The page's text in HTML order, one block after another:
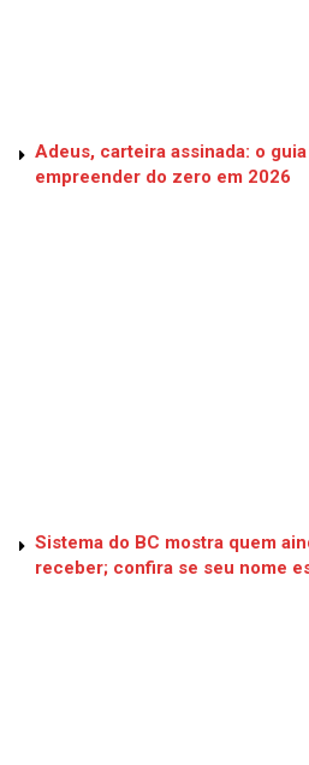
Adeus, carteira assinada: o
empreender do zero em 2026
Sistema do BC mostra quem
receber; confira se seu nome